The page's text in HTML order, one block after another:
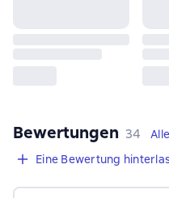
Bewertungen 34
34
Eine Bewertung